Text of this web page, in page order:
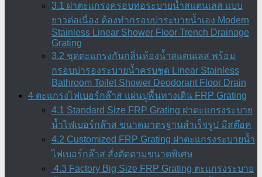
3.1 ฝาตะแกรงครอบท่อระบายน้ำสแตนเลส แบบ
ยาวต่อเนื่อง ต้องทำกรอบบ่าระบายน้ำเอง Modern
Stainless Linear Shower Floor Trench Drainage
Grating
3.2 ชุดตะแกรงกันกลิ่นห้องน้ำสแตนเลส พร้อม
กรอบบ่ารองระบายน้ำครบชุด Linear Stainless
Bathroom Toilet Shower Deodorant Floor Drain
4 ตะแกรงไฟเบอร์กล๊าส แผ่นปูพื้นทางเดิน FRP Grating
4.1 Standard Size FRP Grating ฝาตะแกรงระบาย
น้ำไฟเบอร์กล๊าส ขนาดมาตรฐานสำเร็จรูป มีสต๊อค
4.2 Customized FRP Grating ฝาตะแกรงระบายน้ำ
ไฟเบอร์กล๊าส สั่งตัดตามขนาดพิเศษ
4.3 Factory Big Size FRP Grating ตะแกรงระบาย